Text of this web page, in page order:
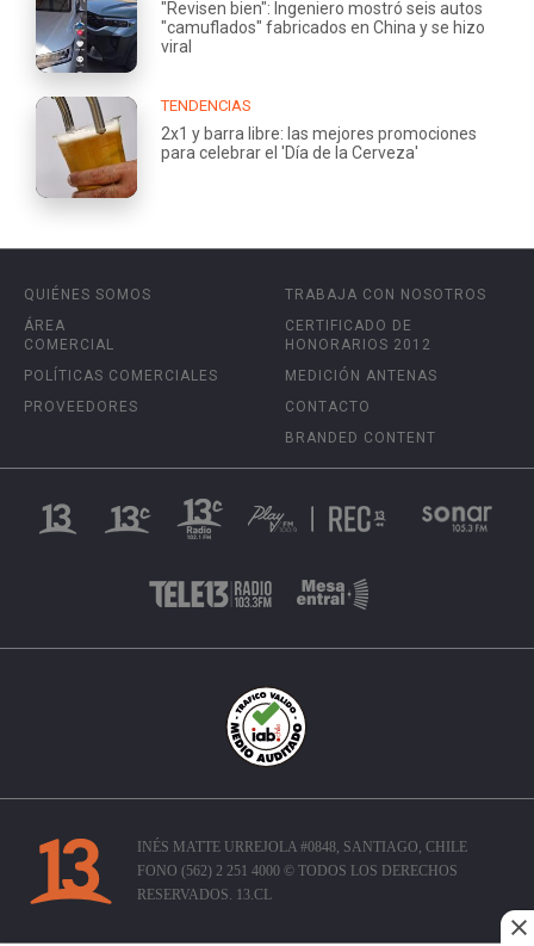
"Revisen bien": Ingeniero mostró seis autos
"camuflados" fabricados en China y se hizo
viral
TENDENCIAS
2x1 y barra libre: las mejores promociones
para celebrar el 'Día de la Cerveza'
QUIÉNES SOMOS
ÁREA
COMERCIAL
POLÍTICAS COMERCIALES
PROVEEDORES
TRABAJA CON NOSOTROS
CERTIFICADO DE
HONORARIOS 2012
MEDICIÓN ANTENAS
CONTACTO
BRANDED CONTENT
INÉS MATTE URREJOLA #0848, SANTIAGO, CHILE
FONO (562) 2 251 4000 © TODOS LOS DERECHOS
RESERVADOS. 13.CL